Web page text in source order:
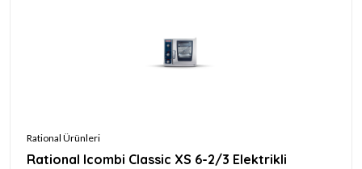
Rational Ürünleri
Rational Icombi Classic XS 6-2/3 Elektrikli